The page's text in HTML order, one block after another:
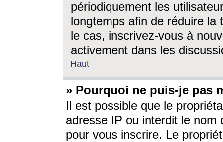
périodiquement les
longtemps afin de réduire la
le cas, inscrivez-vous à
activement dans les
Haut
» Pourquoi ne puis-je pas
Il est possible que le
adresse IP ou interdit le nom
pour vous inscrire. Le